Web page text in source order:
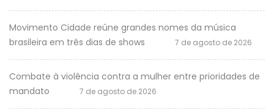
Movimento Cidade reúne grandes nomes da música
brasileira em três dias de shows
7 de agosto de 2026
Combate à violência contra a mulher entre prioridades de
mandato
7 de agosto de 2026